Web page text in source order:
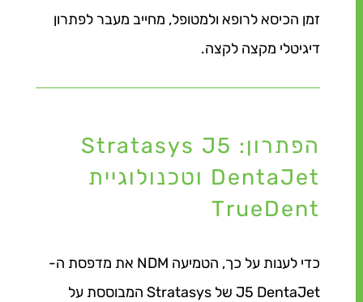
זמן הכיסא לרופא ולמטופל, מחייב מעבר לפתרון
דיגיטלי מקצה לקצה.
הפתרון: Stratasys J5
DentaJet וטכנולוגיית
TrueDent
כדי לענות על כך, הטמיעה NDM את מדפסת ה-
J5 DentaJet של Stratasys המבוססת על